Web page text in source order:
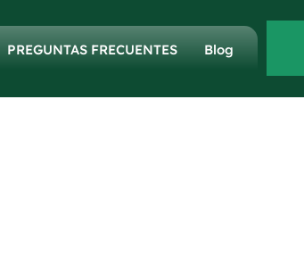
PREGUNTAS FRECUENTES Blog